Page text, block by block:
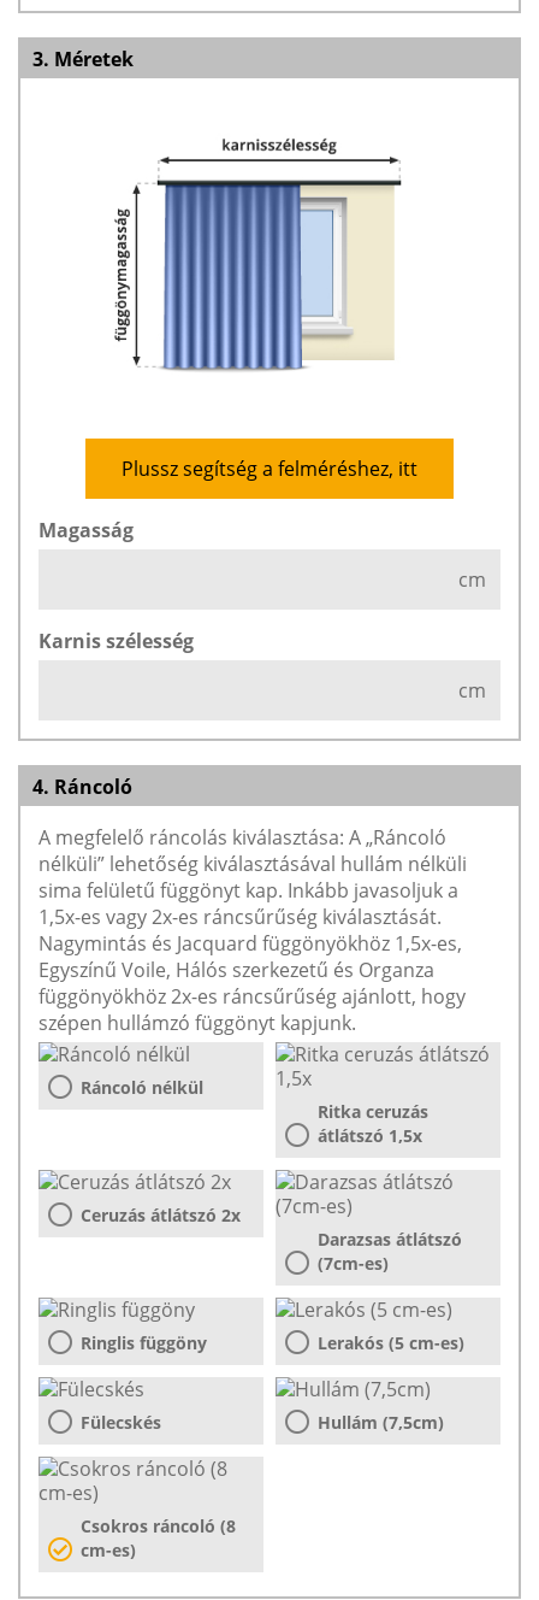
3. Méretek
Plussz segítség a felméréshez, itt
Magasság
cm
Karnis szélesség
cm
4. Ráncoló
A megfelelő ráncolás kiválasztása: A „Ráncoló
nélküli” lehetőség kiválasztásával hullám nélküli
sima felületű függönyt kap. Inkább javasoljuk a
1,5x-es vagy 2x-es ráncsűrűség kiválasztását.
Nagymintás és Jacquard függönyökhöz 1,5x-es,
Egyszínű Voile, Hálós szerkezetű és Organza
függönyökhöz 2x-es ráncsűrűség ajánlott, hogy
szépen hullámzó függönyt kapjunk.
Ráncoló nélkül
Ritka ceruzás
átlátszó 1,5x
Ceruzás átlátszó 2x
Darazsas átlátszó
(7cm-es)
Ringlis függöny Lerakós (5 cm-es)
Fülecskés Hullám (7,5cm)
Csokros ráncoló (8
cm-es)